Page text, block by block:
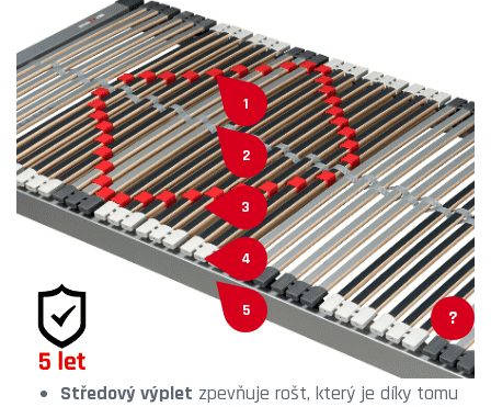
1
2
3
4
5 ?
Středový výplet zpevňuje rošt, který je díky tomu